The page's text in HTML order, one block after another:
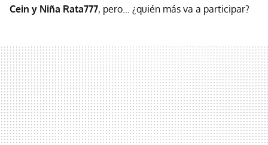
Cein y Niña Rata777, pero... ¿quién más va a participar?